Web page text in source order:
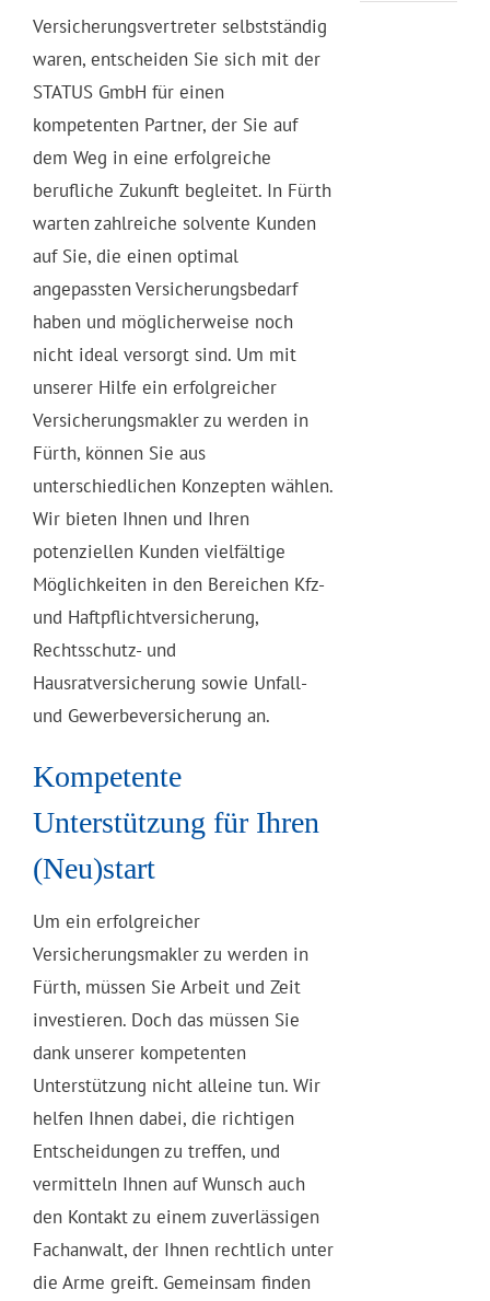
Versicherungsvertreter selbstständig
waren, entscheiden Sie sich mit der
STATUS GmbH für einen
kompetenten Partner, der Sie auf
dem Weg in eine erfolgreiche
berufliche Zukunft begleitet. In Fürth
warten zahlreiche solvente Kunden
auf Sie, die einen optimal
angepassten Versicherungsbedarf
haben und möglicherweise noch
nicht ideal versorgt sind. Um mit
unserer Hilfe ein erfolgreicher
Versicherungsmakler zu werden in
Fürth, können Sie aus
unterschiedlichen Konzepten wählen.
Wir bieten Ihnen und Ihren
potenziellen Kunden vielfältige
Möglichkeiten in den Bereichen Kfz-
und Haftpflichtversicherung,
Rechtsschutz- und
Hausratversicherung sowie Unfall-
und Gewerbeversicherung an.
Kompetente
Unterstützung für Ihren
(Neu)start
Um ein erfolgreicher
Versicherungsmakler zu werden in
Fürth, müssen Sie Arbeit und Zeit
investieren. Doch das müssen Sie
dank unserer kompetenten
Unterstützung nicht alleine tun. Wir
helfen Ihnen dabei, die richtigen
Entscheidungen zu treffen, und
vermitteln Ihnen auf Wunsch auch
den Kontakt zu einem zuverlässigen
Fachanwalt, der Ihnen rechtlich unter
die Arme greift. Gemeinsam finden